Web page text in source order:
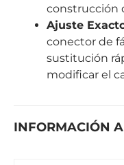
construcción
Ajuste
conector de
sustitución
modificar el
INFORMACIÓN